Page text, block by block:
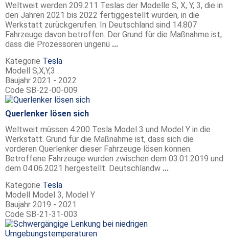
Weltweit werden 209.211 Teslas der Modelle S, X, Y, 3, die in
den Jahren 2021 bis 2022 fertiggestellt wurden, in die
Werkstatt zurückgerufen. In Deutschland sind 14.807
Fahrzeuge davon betroffen. Der Grund für die Maßnahme ist,
dass die Prozessoren ungenü ...
Kategorie Tesla
Modell S,X,Y,3
Baujahr 2021 - 2022
Code SB-22-00-009
Querlenker lösen sich
Weltweit müssen 4.200 Tesla Model 3 und Model Y in die
Werkstatt. Grund für die Maßnahme ist, dass sich die
vorderen Querlenker dieser Fahrzeuge lösen können.
Betroffene Fahrzeuge wurden zwischen dem 03.01.2019 und
dem 04.06.2021 hergestellt. Deutschlandw ...
Kategorie Tesla
Modell Model 3, Model Y
Baujahr 2019 - 2021
Code SB-21-31-003